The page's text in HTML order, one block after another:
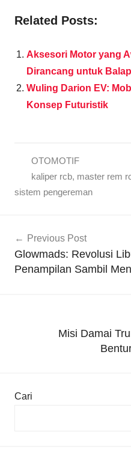
Related Posts:
Aksesori Motor yang
Dirancang untuk Balap
Wuling Darion EV:
Konsep Futuristik
OTOMOTIF
kaliper rcb, master rem
sistem pengereman
pos
Previous Post
Glowmads: Revolusi
Penampilan Sambil
Misi Damai
Cari